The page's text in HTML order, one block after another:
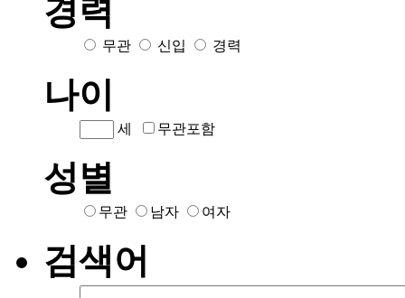
경력
무관 신입 경력
나이
세 무관포함
성별
무관 남자 여자
검색어